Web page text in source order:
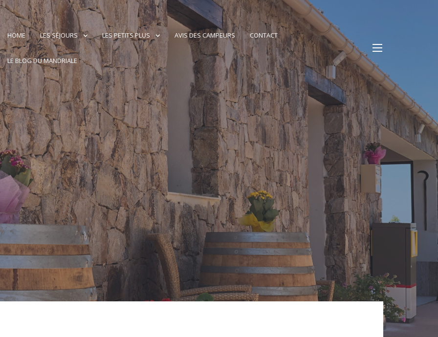
HOME LES SÉJOURS LES PETITS PLUS AVIS DES CAMPEURS CONTACT
LE BLOG DU MANDRIALE